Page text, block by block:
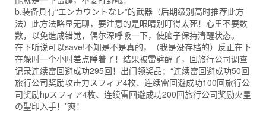
b.装备具有“エンカウントなレ”的武器（后期级别高时推荐此方
法）此方法略显无聊，要注意的是眼睛别盯得太死！心里不要数
数，以免造成错觉，偶尔深呼吸一下，使脑子保持清醒状态。
在下听说可以save!不知是不是真的，（我是没存档的）反正在下
在躲时一个小时差点睡着了！结果被雷劈醒了，回旅行公司调查
记录连续雷回避成功295回！出门领奖品：“连续雷回避成功50回
旅行公司奖励攻击力スフィア4枚、连续雷回避成功100回旅行公
司奖励hpスフィア4枚、连续雷回避成功200回旅行公司奖励火星
の聖印入手！”爽！